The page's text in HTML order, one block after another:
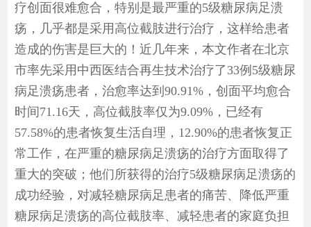
疗创面很难愈合，特别是最严重的5级糖尿病足溃
疡，几乎都是采用高位截肢进行治疗，这样给患者
造成的伤害是巨大的！近几年来，本文作者在北京
市率先采用中西医结合再生技术治疗了33例5级糖尿
病足溃疡患者，治愈率达到90.91%，创面平均愈合
时间71.16天，高位截肢率仅为9.09%，已经有
57.58%的患者恢复生活自理，12.90%的患者恢复正
常工作，在严重的糖尿病足溃疡的治疗方面取得了
重大的突破；他们所获得的治疗5级糖尿病足溃疡的
成功经验，对减轻糖尿病足患者的痛苦、降低严重
糖尿病足溃疡的高位截肢率、减轻患者的家庭负担